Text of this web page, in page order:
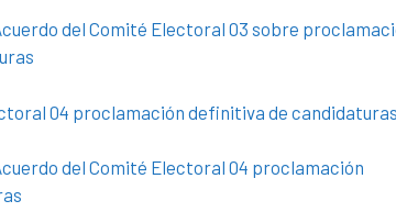
del Comité Electoral 03 sobre
04 proclamación definitiva de candidaturas
del Comité Electoral 04 proclamación